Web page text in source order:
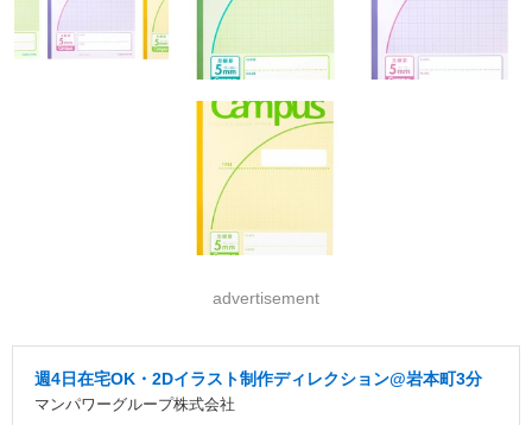
advertisement
週4日在宅OK・2Dイラスト制作ディレクション@岩本町3分
マンパワーグループ株式会社